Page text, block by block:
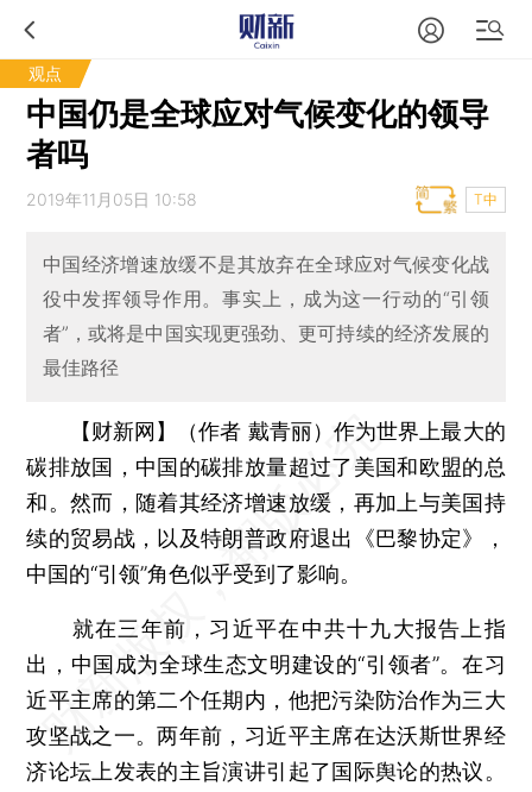
观点
中国仍是全球应对气候变化的领导
者吗
2019年11月05日 10:58 T中
中国经济增速放缓不是其放弃在全球应对气候变化战
役中发挥领导作用。事实上，成为这一行动的“引领
者”，或将是中国实现更强劲、更可持续的经济发展的
最佳路径
【财新网】（作者 戴青丽） 作为世界上最大的
碳排放国，中国的碳排放量超过了美国和欧盟的总
和。然而，随着其经济增速放缓，再加上与美国持
续的贸易战，以及特朗普政府退出《巴黎协定》，
中国的“引领”角色似乎受到了影响。
就在三年前，习近平在中共十九大报告上指
出，中国成为全球生态文明建设的“引领者”。在习
近平主席的第二个任期内，他把污染防治作为三大
攻坚战之一。两年前，习近平主席在达沃斯世界经
济论坛上发表的主旨演讲引起了国际舆论的热议。